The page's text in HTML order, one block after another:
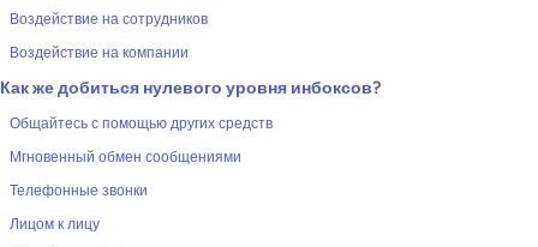
Воздействие на сотрудников
Воздействие на компании
Как же добиться нулевого уровня инбоксов?
Общайтесь с помощью других средств
Мгновенный обмен сообщениями
Телефонные звонки
Лицом к лицу